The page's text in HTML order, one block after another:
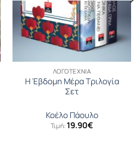
ΛΟΓΟΤΕΧΝΊΑ
Η Έβδομη Μέρα Τριλογία
Σετ
Κοέλο Πάουλο
Τιμή: 19.90€